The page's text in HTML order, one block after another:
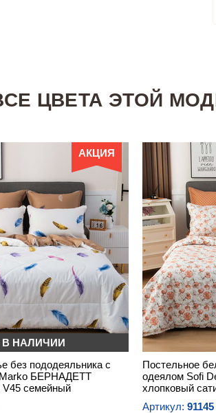
ЦВЕТА ЭТОЙ
АКЦИЯ
В НАЛИЧИИ
без пододеяльника с
БЕРНАДЕТТ
V45 семейный
Постельное
одеялом Sofi
хлопковый
Артикул: 91145